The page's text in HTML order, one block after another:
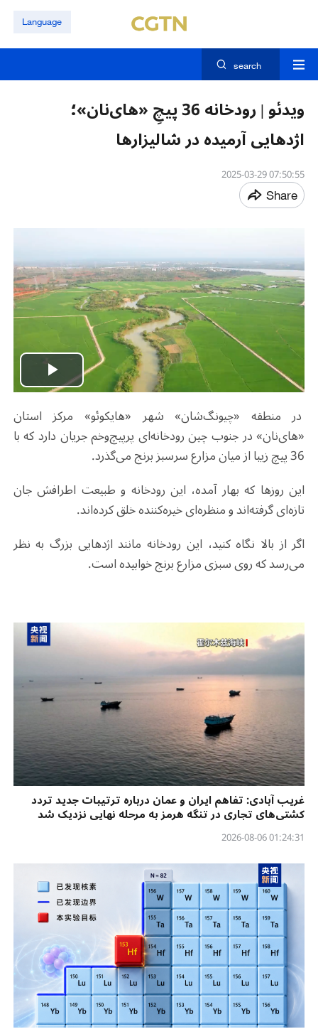
Language
search
ویدئو | رودخانه 36 پیچِ «های‌نان»؛
اژدهایی آرمیده در شالیزارها
07:50:55 2025-03-29
Share
Play
در منطقه «چیونگ‌شان» شهر «هایکوئو» مرکز استان
«های‌نان» در جنوب چین رودخانه‌ای پرپیچ‌وخم جریان دارد که با
36 پیچ زیبا از میان مزارع سرسبز برنج می‌گذرد.
این روزها که بهار آمده، این رودخانه و طبیعت اطرافش جان
تازه‌ای گرفته‌اند و منظره‌ای خیره‌کننده خلق کرده‌اند.
اگر از بالا نگاه کنید، این رودخانه مانند اژدهایی بزرگ به نظر
می‌رسد که روی سبزی مزارع برنج خوابیده است.
غریب آبادی: تفاهم ایران و عمان درباره ترتیبات جدید تردد
کشتی‌های تجاری در تنگه هرمز به مرحله نهایی نزدیک شد
01:24:31 2026-08-06